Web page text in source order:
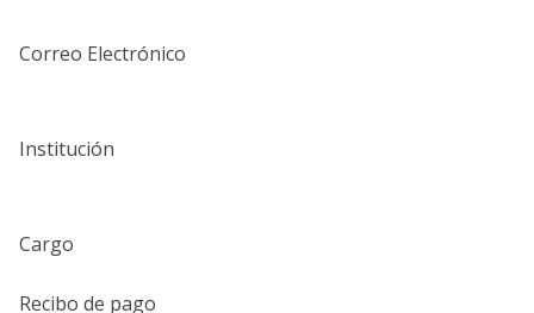
Correo Electrónico
Institución
Cargo
Recibo de pago